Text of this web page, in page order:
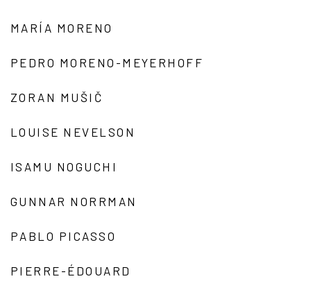
MARÍA MORENO
PEDRO MORENO-MEYERHOFF
ZORAN MUŠIČ
LOUISE NEVELSON
ISAMU NOGUCHI
GUNNAR NORRMAN
PABLO PICASSO
PIERRE-ÉDOUARD